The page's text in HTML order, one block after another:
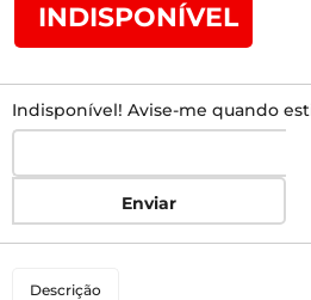
INDISPONÍVEL
Indisponível! Avise-me quando
Enviar
Descrição